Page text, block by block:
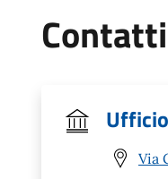
Contatti
Via